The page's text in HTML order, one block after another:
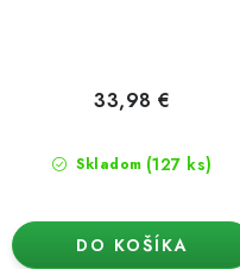
Skladom (127 ks)
33,98 €
DO KOŠÍKA